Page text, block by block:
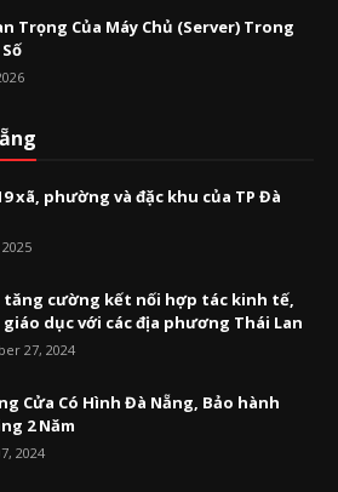
Trọng Của Máy Chủ (Server) Trong
xã, phường và đặc khu của TP Đà
tăng cường kết nối hợp tác kinh tế,
dục với các địa phương Thái Lan
27, 2024
Cửa Có Hình Đà Nẵng, Bảo hành
2 Năm
2024